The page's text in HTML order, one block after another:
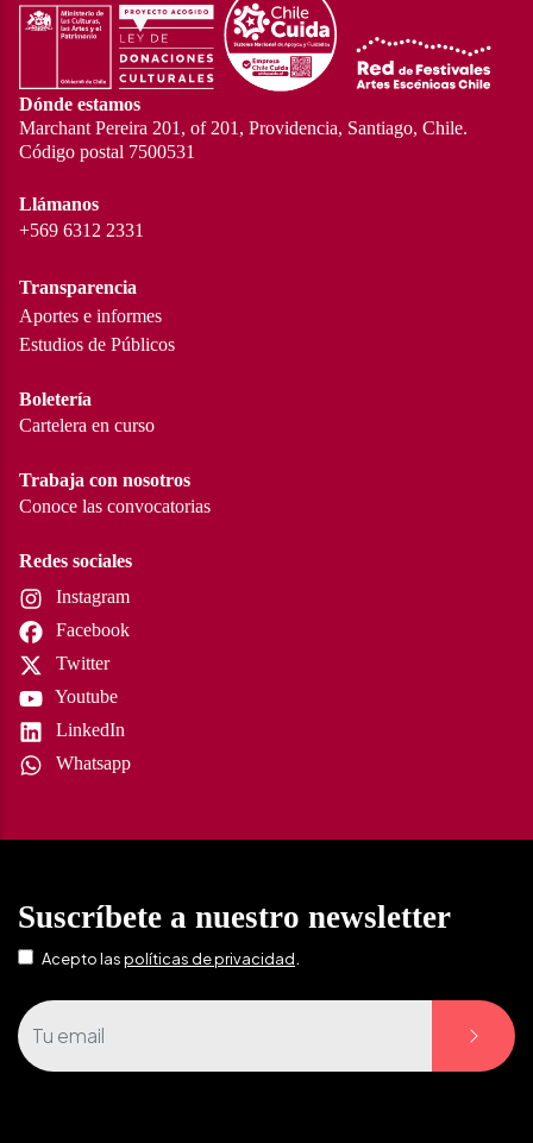
Dónde estamos
Marchant Pereira 201, of 201, Providencia, Santiago, Chile.
Código postal 7500531
Llámanos
+569 6312 2331
Transparencia
Aportes e informes
Estudios de Públicos
Boletería
Cartelera en curso
Trabaja con nosotros
Conoce las convocatorias
Redes sociales
Instagram
Facebook
Twitter
Youtube
LinkedIn
Whatsapp
Suscríbete a nuestro newsletter
Acepto laspolíticas de privacidad.